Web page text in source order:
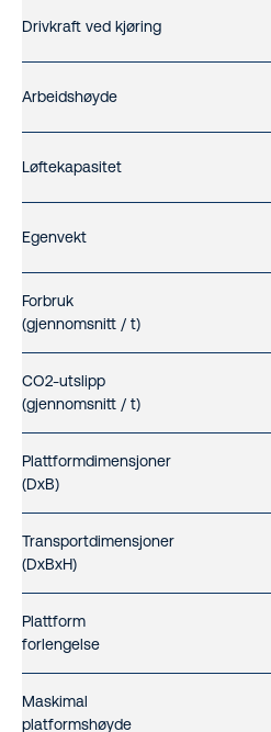
Drivkraft ved kjøring
Arbeidshøyde
Løftekapasitet
Egenvekt
Forbruk
(gjennomsnitt / t)
CO2-utslipp
(gjennomsnitt / t)
Plattformdimensjoner
(DxB)
Transportdimensjoner
(DxBxH)
Plattform
forlengelse
Maskimal
platformshøyde